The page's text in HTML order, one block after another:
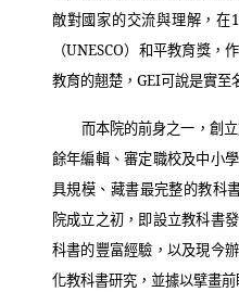
敵對國家的交流與理解，在
（UNESCO）和平教育獎，
教育的翹楚， GEI可說是實至
而本院的前身之一，創
餘年編輯、審定職校及中小
具規模、藏書最完整的教科
院成立之初，即設立教科書
科書的豐富經驗，以及現今
化教科書研究，並據以擘畫前